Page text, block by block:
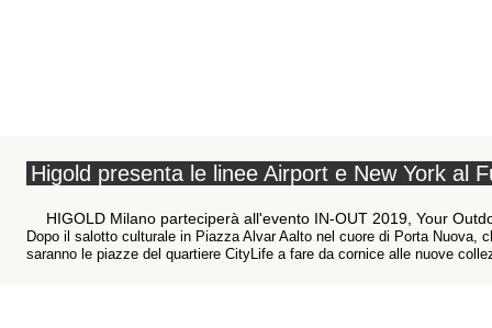
Higold presenta le linee Airport e New York al
HIGOLD Milano parteciperà all'evento IN-OUT 2019, Your
Dopo il salotto culturale in Piazza Alvar Aalto nel cuore di Porta Nuova,
saranno le piazze del quartiere CityLife a fare da cornice alle nuove